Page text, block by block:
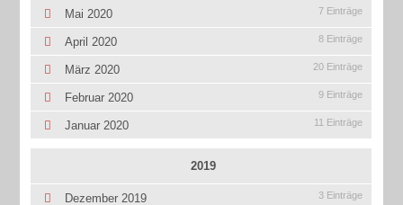
Mai 2020 7 Einträge
April 2020 8 Einträge
März 2020 20 Einträge
Februar 2020 9 Einträge
Januar 2020 11 Einträge
2019
Dezember 2019 3 Einträge